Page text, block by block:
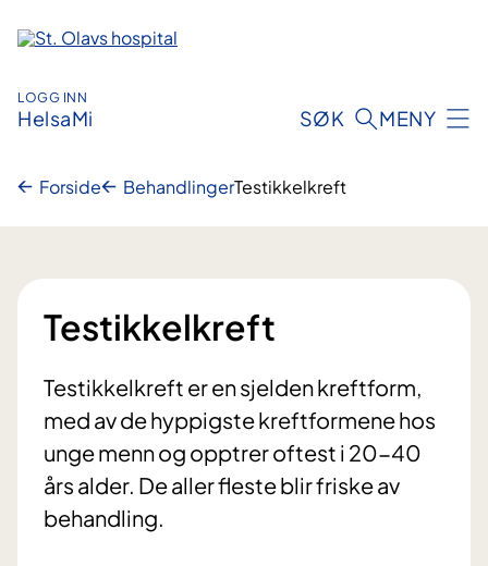
innhold
LOGG INN
HelsaMi SØK MENY
Forside BehandlingerTestikkelkreft
Testikkelkreft
Testikkelkreft er en sjelden kreftform,
med av de hyppigste kreftformene hos
unge menn og opptrer oftest i 20-40
års alder. De aller fleste blir friske av
behandling.